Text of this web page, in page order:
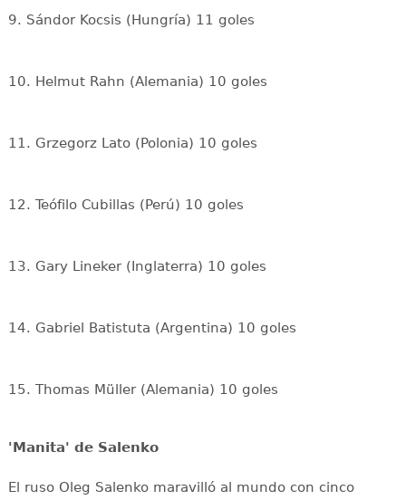
9. Sándor Kocsis (Hungría) 11 goles
10. Helmut Rahn (Alemania) 10 goles
11. Grzegorz Lato (Polonia) 10 goles
12. Teófilo Cubillas (Perú) 10 goles
13. Gary Lineker (Inglaterra) 10 goles
14. Gabriel Batistuta (Argentina) 10 goles
15. Thomas Müller (Alemania) 10 goles
'Manita' de Salenko
El ruso Oleg Salenko maravilló al mundo con cinco